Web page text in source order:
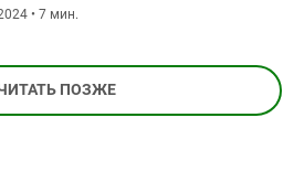
• 7 мин.
ПОЗЖЕ